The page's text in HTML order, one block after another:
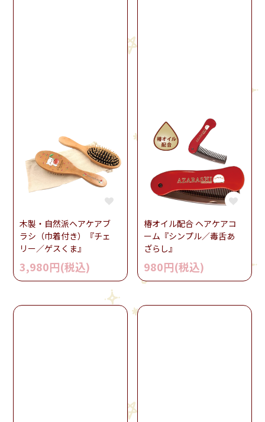
木製・自然派ヘアケアブ
ラシ（巾着付き）『チェ
リー／ゲスくま』
3,980円(税込)
椿オイル配合 ヘアケアコ
ーム『シンプル／毒舌あ
ざらし』
980円(税込)